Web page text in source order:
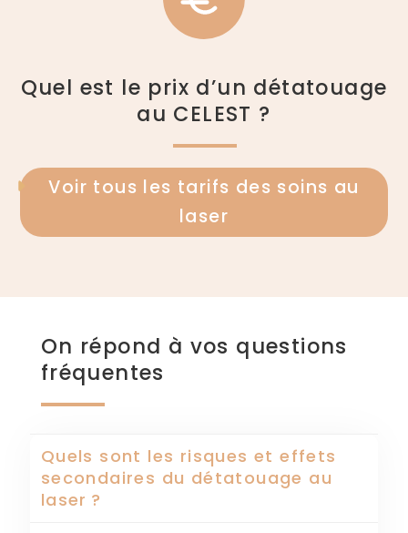
Quel est le prix d’un détatouage
au CELEST ?
Voir tous les tarifs des soins au
laser
On répond à vos questions
fréquentes
Quels sont les risques et effets
secondaires du détatouage au
laser ?